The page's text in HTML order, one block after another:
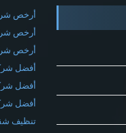
أرخص
أرخص
أرخص
أفضل
أفضل
أفضل
تنظيف